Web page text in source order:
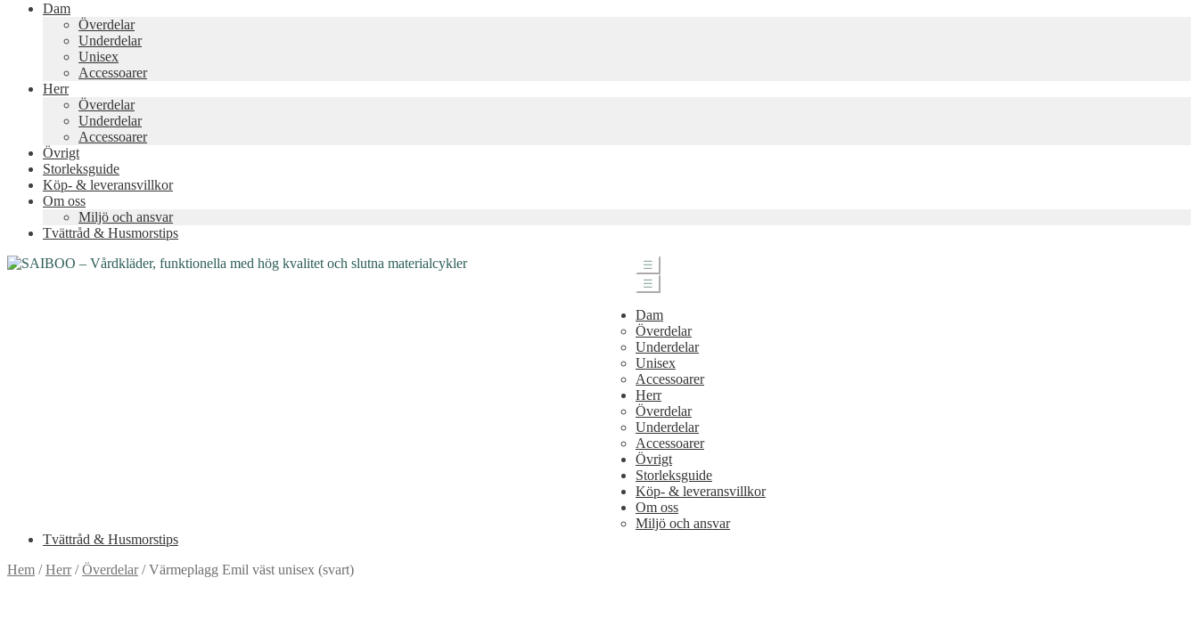
Dam
Överdelar
Underdelar
Unisex
Accessoarer
Herr
Överdelar
Underdelar
Accessoarer
Övrigt
Storleksguide
Köp- & leveransvillkor
Om oss
Miljö och ansvar
Tvättråd & Husmorstips
☰
☰
Dam
Överdelar
Underdelar
Unisex
Accessoarer
Herr
Överdelar
Underdelar
Accessoarer
Övrigt
Storleksguide
Köp- & leveransvillkor
Om oss
Miljö och ansvar
Tvättråd & Husmorstips
Hem /Herr/Överdelar/Värmeplagg Emil väst unisex (svart)